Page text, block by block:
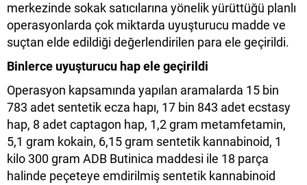
merkezinde sokak satıcılarına yönelik yürüttüğü planlı
operasyonlarda çok miktarda uyuşturucu madde ve
suçtan elde edildiği değerlendirilen para ele geçirildi.
Binlerce uyuşturucu hap ele geçirildi
Operasyon kapsamında yapılan aramalarda 15 bin
783 adet sentetik ecza hapı, 17 bin 843 adet ecstasy
hap, 8 adet captagon hap, 1,2 gram metamfetamin,
5,1 gram kokain, 6,15 gram sentetik kannabinoid, 1
kilo 300 gram ADB Butinica maddesi ile 18 parça
halinde peçeteye emdirilmiş sentetik kannabinoid